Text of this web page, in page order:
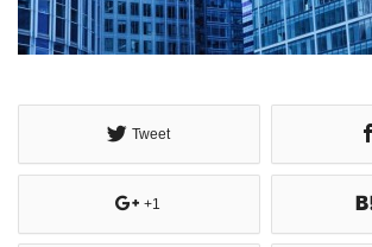
Tweet
+1